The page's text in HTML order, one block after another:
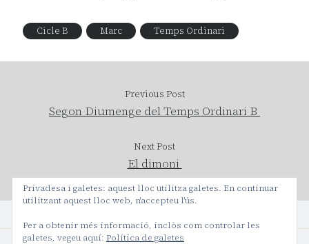
Cicle B Marc Temps Ordinari
Previous Post
Segon Diumenge del Temps Ordinari B
Next Post
El dimoni
Privadesa i galetes: aquest lloc utilitza galetes. En continuar
utilitzant aquest lloc web, n'accepteu l'ús.
Per a obtenir més informació, inclòs com controlar les
galetes, vegeu aquí: Política de galetes